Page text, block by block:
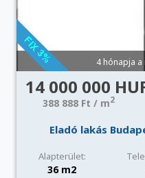
4 hónapja a
14 000 000
388 888 Ft / m2
Eladó lakás
Alapterület:
36 m2